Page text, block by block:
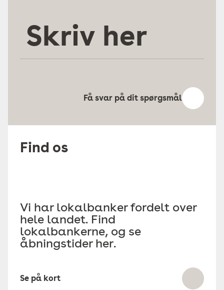
her
Få svar på dit spørgsmål
Find os
Vi har lokalbanker fordelt over
hele landet. Find
lokalbankerne, og se
åbningstider her.
Se på kort